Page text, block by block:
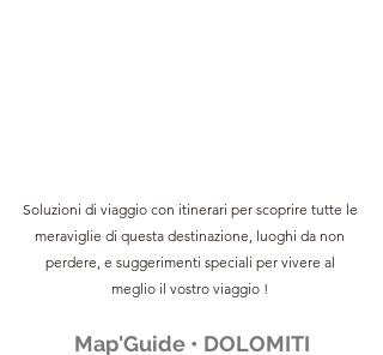
Soluzioni di viaggio con itinerari per scoprire tutte le
meraviglie di questa destinazione, luoghi da non
perdere, e suggerimenti speciali per vivere al
meglio il vostro viaggio !
Map'Guide • DOLOMITI